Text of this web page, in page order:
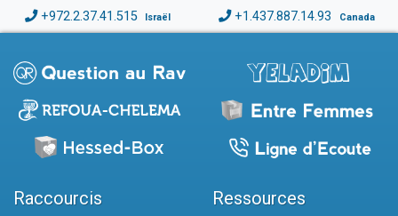
+972.2.37.41.515 Israël +1.437.887.14.93 Canada
Raccourcis Ressources